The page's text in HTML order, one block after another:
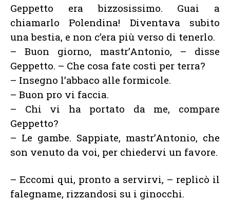
Geppetto era bizzosissimo. Guai a
chiamarlo Polendina! Diventava subito
una bestia, e non c’era più verso di tenerlo.
– Buon giorno, mastr’Antonio, – disse
Geppetto. – Che cosa fate costì per terra?
– Insegno l’abbaco alle formicole.
– Buon pro vi faccia.
– Chi vi ha portato da me, compare
Geppetto?
– Le gambe. Sappiate, mastr’Antonio, che
son venuto da voi, per chiedervi un favore.
– Eccomi qui, pronto a servirvi, – replicò il
falegname, rizzandosi su i ginocchi.